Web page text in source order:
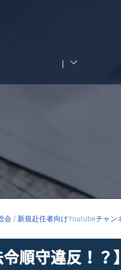
会 / 新規赴任者向けYoutubeチャン
令順守違反！